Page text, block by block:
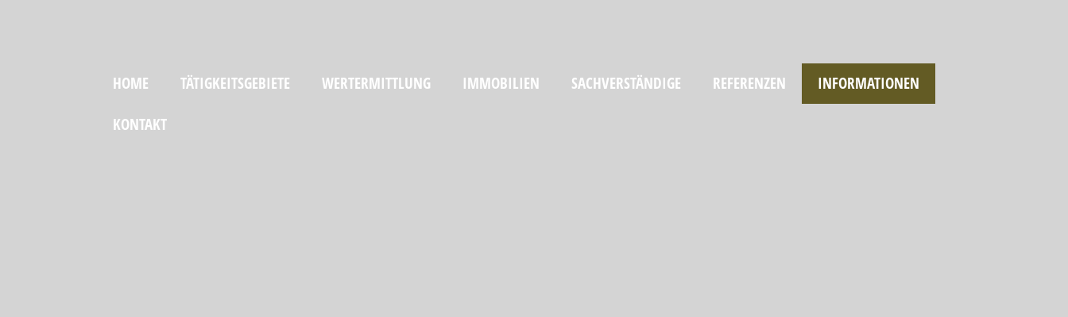
HOME TÄTIGKEITSGEBIETE WERTERMITTLUNG IMMOBILIEN SACHVERSTÄNDIGE REFERENZEN INFORMATIONEN
KONTAKT